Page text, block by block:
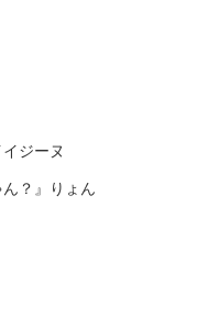
ジーヌ
？』りょん